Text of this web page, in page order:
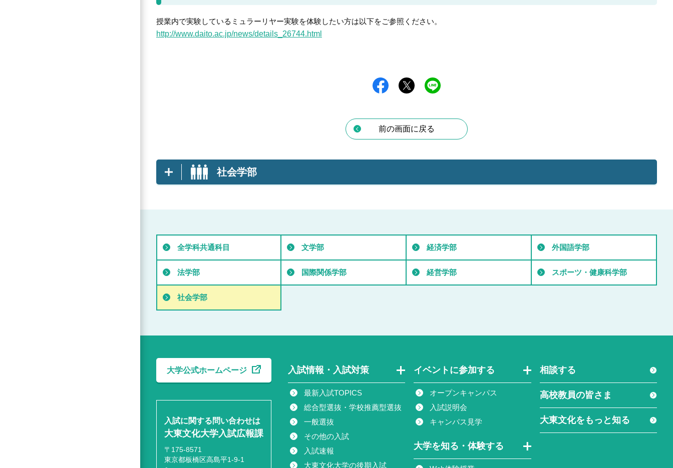
授業内で実験しているミュラーリヤー実験を体験したい方は以下をご参照ください。
http://www.daito.ac.jp/news/details_26744.html
前の画面に戻る
社会学部
全学科共通科目 文学部 経済学部 外国語学部
法学部 国際関係学部 経営学部 スポーツ・健康科学部
社会学部
大学公式ホームページ
入試に関する問い合わせは
大東文化大学入試広報課
〒175-8571
東京都板橋区高島平1-9-1
入試情報・入試対策
最新入試TOPICS
総合型選抜・学校推薦型選抜
一般選抜
その他の入試
入試速報
大東文化大学の後期入試
イベントに参加する
オープンキャンパス
入試説明会
キャンパス見学
大学を知る・体験する
相談する
高校教員の皆さま
大東文化をもっと知る